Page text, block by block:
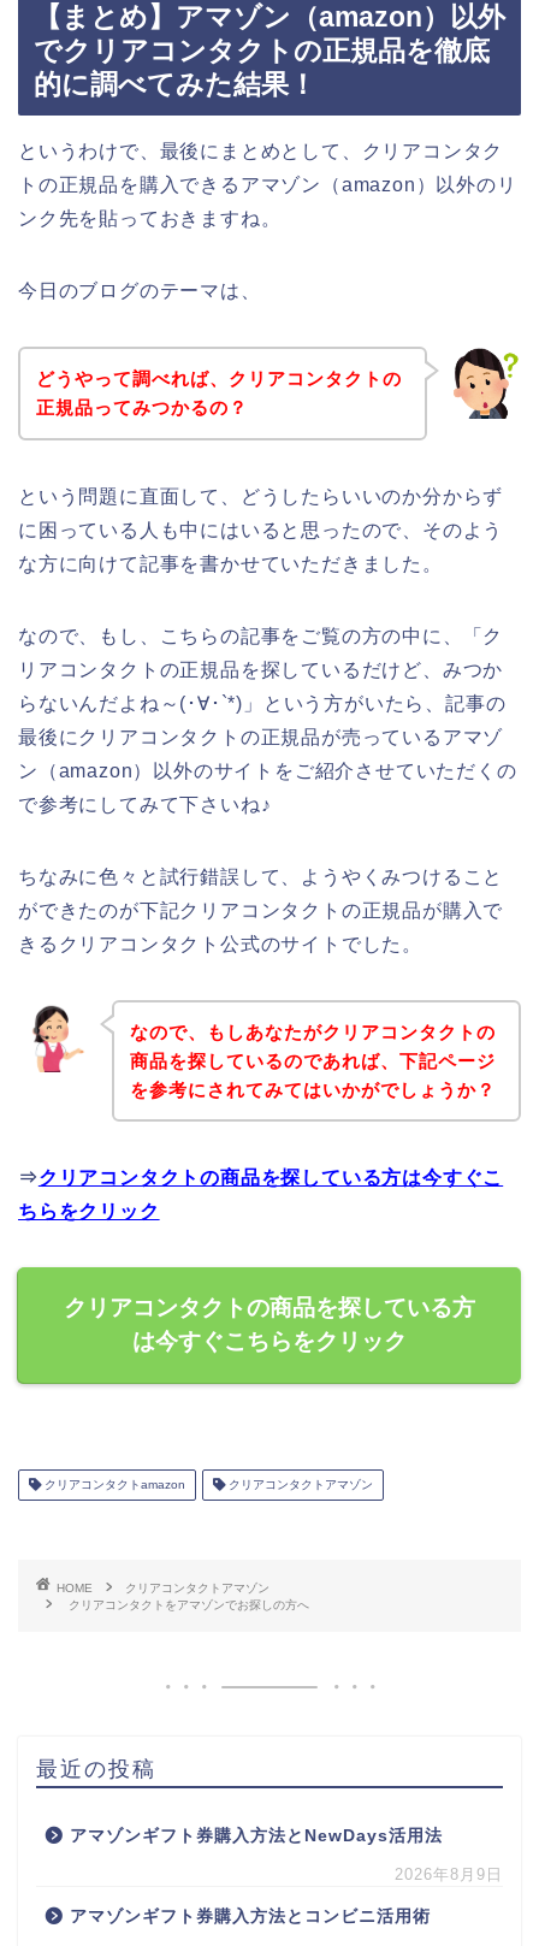
【まとめ】アマゾン（amazon）以外
でクリアコンタクトの正規品を徹底
的に調べてみた結果！
というわけで、最後にまとめとして、クリアコンタク
トの正規品を購入できるアマゾン（amazon）以外のリ
ンク先を貼っておきますね。
今日のブログのテーマは、
どうやって調べれば、クリアコンタクトの
正規品ってみつかるの？
という問題に直面して、どうしたらいいのか分からず
に困っている人も中にはいると思ったので、そのよう
な方に向けて記事を書かせていただきました。
なので、もし、こちらの記事をご覧の方の中に、「ク
リアコンタクトの正規品を探しているだけど、みつか
らないんだよね～(･∀･`*)」という方がいたら、記事の
最後にクリアコンタクトの正規品が売っているアマゾ
ン（amazon）以外のサイトをご紹介させていただくの
で参考にしてみて下さいね♪
ちなみに色々と試行錯誤して、ようやくみつけること
ができたのが下記クリアコンタクトの正規品が購入で
きるクリアコンタクト公式のサイトでした。
なので、もしあなたがクリアコンタクトの
商品を探しているのであれば、下記ページ
を参考にされてみてはいかがでしょうか？
⇒クリアコンタクトの商品を探している方は今すぐこ
ちらをクリック
クリアコンタクトの商品を探している方
は今すぐこちらをクリック
クリアコンタクトamazon クリアコンタクトアマゾン
HOME
クリアコンタクトアマゾン
クリアコンタクトをアマゾンでお探しの方へ
最近の投稿
アマゾンギフト券購入方法とNewDays活用法
2026年8月9日
アマゾンギフト券購入方法とコンビニ活用術